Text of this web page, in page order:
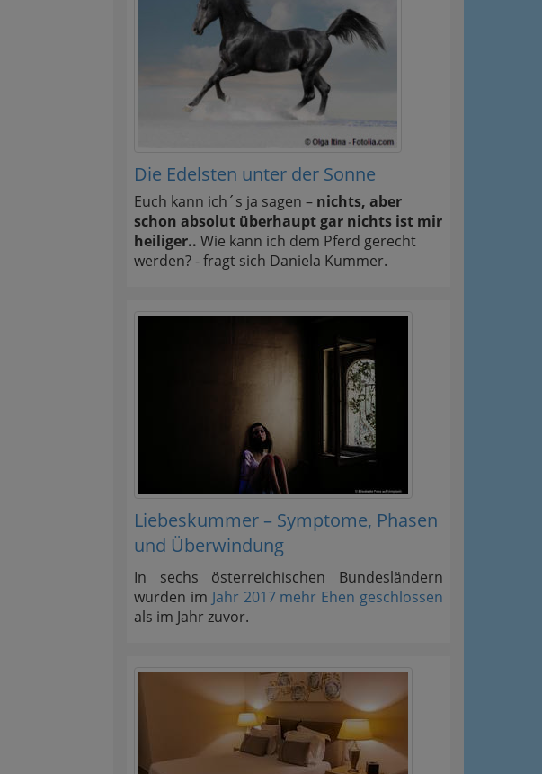
Die Edelsten unter der Sonne
Euch kann ich´s ja sagen – nichts, aber
schon absolut überhaupt gar nichts ist mir
heiliger.. Wie kann ich dem Pferd gerecht
werden? - fragt sich Daniela Kummer.
Liebeskummer – Symptome, Phasen
und Überwindung
In sechs österreichischen Bundesländern
wurden im Jahr 2017 mehr Ehen geschlossen
als im Jahr zuvor.